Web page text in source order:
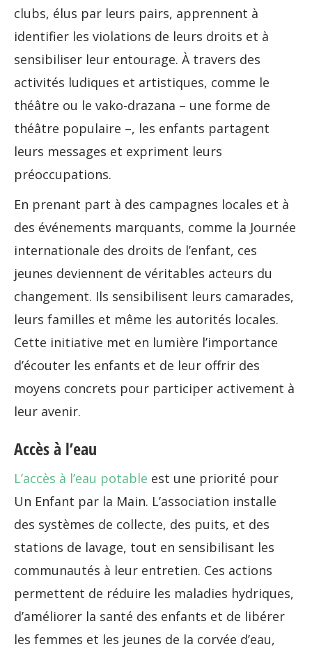
clubs, élus par leurs pairs, apprennent à
identifier les violations de leurs droits et à
sensibiliser leur entourage. À travers des
activités ludiques et artistiques, comme le
théâtre ou le vako-drazana – une forme de
théâtre populaire –, les enfants partagent
leurs messages et expriment leurs
préoccupations.
En prenant part à des campagnes locales et à
des événements marquants, comme la Journée
internationale des droits de l’enfant, ces
jeunes deviennent de véritables acteurs du
changement. Ils sensibilisent leurs camarades,
leurs familles et même les autorités locales.
Cette initiative met en lumière l’importance
d’écouter les enfants et de leur offrir des
moyens concrets pour participer activement à
leur avenir.
Accès à l’eau
L’accès à l’eau potable est une priorité pour
Un Enfant par la Main. L’association installe
des systèmes de collecte, des puits, et des
stations de lavage, tout en sensibilisant les
communautés à leur entretien. Ces actions
permettent de réduire les maladies hydriques,
d’améliorer la santé des enfants et de libérer
les femmes et les jeunes de la corvée d’eau,